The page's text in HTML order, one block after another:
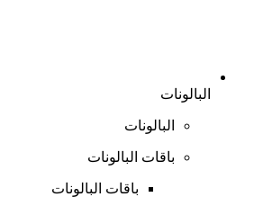
البالونات
البالونات
باقات البالونات
باقات البالونات